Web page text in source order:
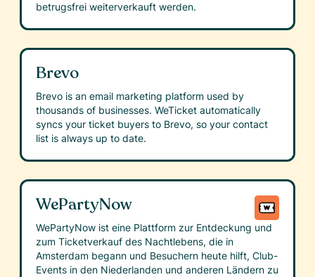
betrugsfrei weiterverkauft werden.
Brevo
Brevo is an email marketing platform used by
thousands of businesses. WeTicket automatically
syncs your ticket buyers to Brevo, so your contact
list is always up to date.
WePartyNow
WePartyNow ist eine Plattform zur Entdeckung und
zum Ticketverkauf des Nachtlebens, die in
Amsterdam begann und Besuchern heute hilft, Club-
Events in den Niederlanden und anderen Ländern zu